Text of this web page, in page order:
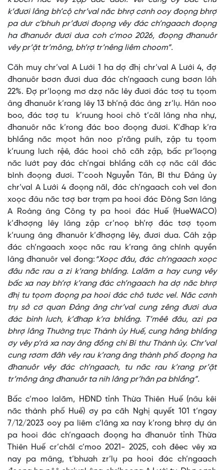
k’đươi lâng bh’cộ chr’val năc bhrợ cơnh ooy đoọng bhrợ
pa dưr c’bhuh pr’đươi đoọng vêy đác ch’ngaach đoọng
ha đhanuôr đươi dua coh c’moo 2026, đoọng đhanuôr
vêy pr’ặt tr’mông, bh’rợ tr’nêng liêm choom”.
Căh muy chr’val A Lưới 1 ha dợ đhị chr’val A Lưới 4, đợ
đhanuôr bơơn đươi dua đác ch’ngaach cung bơơn lâh
22%. Đợ pr’loọng mơ dzợ năc lêy đươi đác tơợ tu tọom
âng đhanuôr k’rang lêy 13 bh’nậ đác âng zr’lụ. Hân noo
boo, đác tơợ tu k’ruung hooi chô t’căl lâng nha nhự,
đhanuôr năc k’rong đác boo đoọng đươi. K’đhap k’ra
bhlầng năc mọot hân noo p’răng pưih, zập tu tọom
k’ruung lưch rệê, đác hooi chô căh zập, bấc pr’loọng
năc lướt pay đác ch’ngai bhlầng căh cợ năc câl đác
bình đoọng đươi. T’cooh Nguyễn Tân, Bí thư Đảng ủy
chr’val A Lưới 4 đoọng năl, đác ch’ngaach coh vel đon
xoọc đâu năc tơợ bơr trạm pa hooi đác Đông Sơn lâng
A Roàng âng Công ty pa hooi đác Huế (HueWACO)
k’đhơợng lêy lâng zập cr’noọ bh’rợ đác tơợ tọom
k’ruung âng đhanuôr k’đhơợng lêy, đươi dua. Câh zập
đác ch’ngaach xoọc năc rau k’rang âng chính quyền
lâng đhanuôr vel đong: “Xoọc đâu, đác ch’ngaach xoọc
đâu năc rau a zi k’rang bhlầng. Lalăm a hay cung vêy
bấc xa nay bh’rợ k’rang đác ch’ngaach ha dợ năc bhrợ
đhị tu tọom đoọng pa hooi đác chô tước vel. Năc cơnh
trụ sở cơ quan Đảng âng chr’val cung zêng đươi dua
đác bình lưch, k’đhap k’ra bhlầng. T’mêê đâu, azi pa
bhrợ lâng Thường trực Thành ủy Huế, cung hâng bhlầng
ơy vêy p’rá xa nay âng đồng chí Bí thư Thành ủy. Chr’val
cung rơơm đâh vêy rau k’rang âng thành phố đoọng ha
đhanuôr vêy đác ch’ngaach, tu năc rau k’rang pr’ặt
tr’mông âng đhanuôr ta nih lâng pr’hân pa bhlầng”.
Bấc c’moo lalăm, HĐND tỉnh Thừa Thiên Huế (nâu kêi
năc thành phố Huế) ơy pa căh Nghị quyết 101 t’ngay
7/12/2023 ooy pa liêm c’lâng xa nay k’rong bhrợ dự án
pa hooi đác ch’ngaach đoọng ha đhanuôr tỉnh Thừa
Thiên Huế cr’chăl c’moo 2021- 2025, coh đêec vêy xa
nay pa mâng, t’bhưah zr’lụ pa hooi đác ch’ngaach